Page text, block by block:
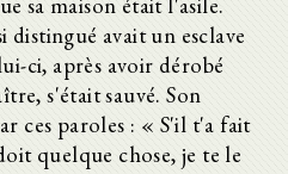
distingué avait un esclave
ci, après avoir dérobé
s'était sauvé. Son
ces paroles : « S'il t'a fait
quelque chose, je te le